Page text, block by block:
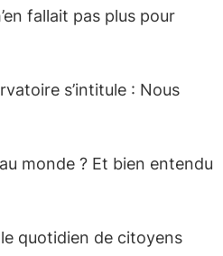
fallait pas plus pour
s’intitule : Nous
monde ? Et bien entendu
quotidien de citoyens